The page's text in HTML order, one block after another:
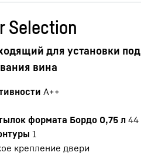
Selection
для установки под
вина
A++
формата Бордо 0,75 л 44
1
крепление двери